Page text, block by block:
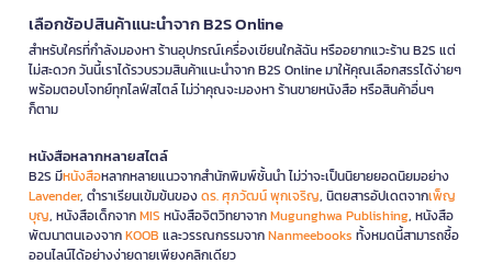
เลือกช้อปสินค้าแนะนำจาก B2S Online
สำหรับใครที่กำลังมองหา ร้านอุปกรณ์เครื่องเขียนใกล้ฉัน หรืออยากแวะร้าน B2S แต่
ไม่สะดวก วันนี้เราได้รวบรวมสินค้าแนะนำจาก B2S Online มาให้คุณเลือกสรรได้ง่ายๆ
พร้อมตอบโจทย์ทุกไลฟ์สไตล์ ไม่ว่าคุณจะมองหา ร้านขายหนังสือ หรือสินค้าอื่นๆ
ก็ตาม
หนังสือหลากหลายสไตล์
B2S มีหนังสือหลากหลายแนวจากสำนักพิมพ์ชั้นนำ ไม่ว่าจะเป็นนิยายยอดนิยมอย่าง
Lavender, ตำราเรียนเข้มข้นของดร. ศุภวัฒน์ พุกเจริญ, นิตยสารอัปเดตจากเพ็ญ
บุญ, หนังสือเด็กจากMIS หนังสือจิตวิทยาจากMugunghwa Publishing, หนังสือ
พัฒนาตนเองจากKOOB และวรรณกรรมจากNanmeebooks ทั้งหมดนี้สามารถซื้อ
ออนไลน์ได้อย่างง่ายดายเพียงคลิกเดียว